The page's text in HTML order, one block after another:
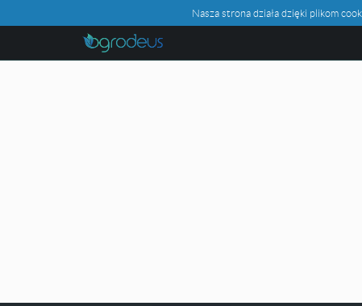
Nasza strona działa dzięki plikom